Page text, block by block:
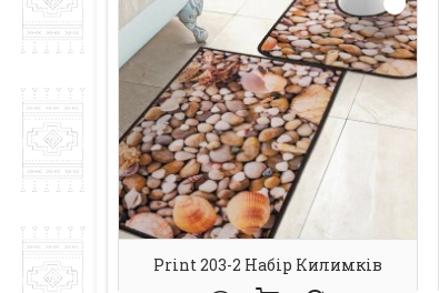
Print 203-2 Набір Килимків